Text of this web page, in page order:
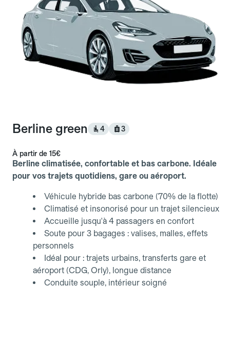
Berline green 4 3
À partir de 15€
Berline climatisée, confortable et bas carbone. Idéale
pour vos trajets quotidiens, gare ou aéroport.
Véhicule hybride bas carbone (70% de la flotte)
Climatisé et insonorisé pour un trajet silencieux
Accueille jusqu'à 4 passagers en confort
Soute pour 3 bagages : valises, malles, effets
personnels
Idéal pour : trajets urbains, transferts gare et
aéroport (CDG, Orly), longue distance
Conduite souple, intérieur soigné